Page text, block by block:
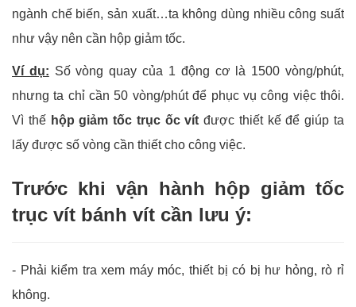
ngành chế biến, sản xuất…ta không dùng nhiều công suất
như vậy nên cần hộp giảm tốc.
Ví dụ: Số vòng quay của 1 động cơ là 1500 vòng/phút,
nhưng ta chỉ cần 50 vòng/phút để phục vụ công việc thôi.
Vì thế hộp giảm tốc trục ốc vít được thiết kế để giúp ta
lấy được số vòng cần thiết cho công việc.
Trước khi vận hành hộp giảm tốc
trục vít bánh vít cần lưu ý:
- Phải kiểm tra xem máy móc, thiết bị có bị hư hỏng, rò rỉ
không.